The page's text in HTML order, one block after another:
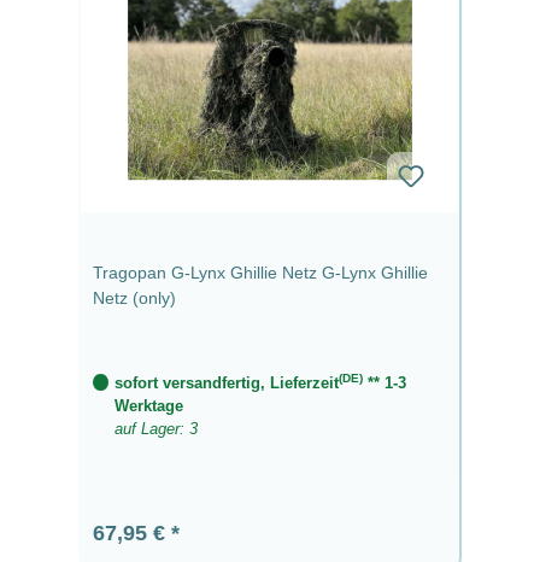
Tragopan G-Lynx Ghillie Netz G-Lynx Ghillie
Netz (only)
sofort versandfertig, Lieferzeit(DE)** 1-3
Werktage
auf Lager: 3
Regulärer Preis:
67,95 €